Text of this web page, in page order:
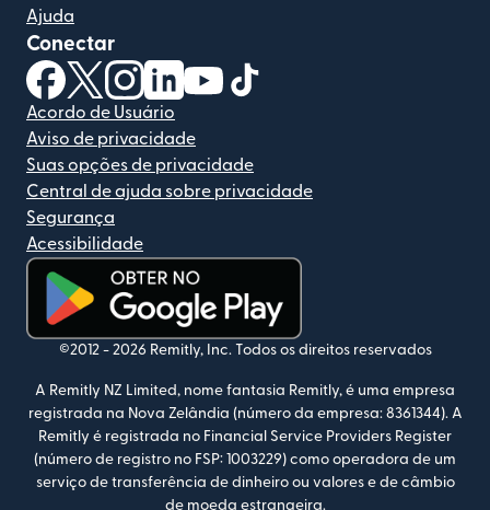
Ajuda
Conectar
(abre em uma nova janela)
(abre em uma nova janela)
(abre em uma nova janela)
(abre em uma nova janela)
(abre em uma nova janela)
Acordo de Usuário
Aviso de privacidade
Suas opções de privacidade
Central de ajuda sobre privacidade
Segurança
Acessibilidade
(abre em uma nova janela)
©2012 - 2026 Remitly, Inc. Todos os direitos reservados
A Remitly NZ Limited, nome fantasia Remitly, é uma empresa
registrada na Nova Zelândia (número da empresa: 8361344). A
Remitly é registrada no Financial Service Providers Register
(número de registro no FSP: 1003229) como operadora de um
serviço de transferência de dinheiro ou valores e de câmbio
de moeda estrangeira.